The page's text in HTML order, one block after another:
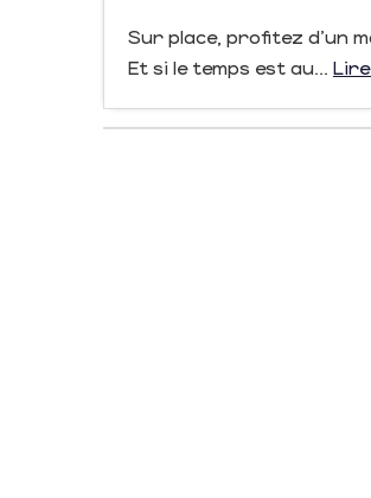
Sur place, profitez d’un
Et si le temps est au...